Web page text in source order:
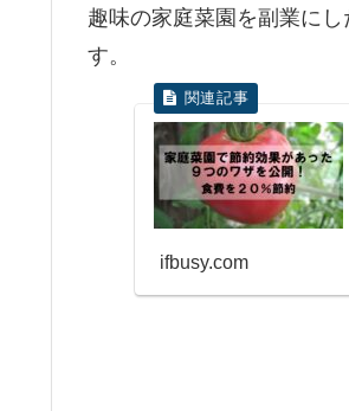
趣味の家庭菜園を副業に
す。
ifbusy.com